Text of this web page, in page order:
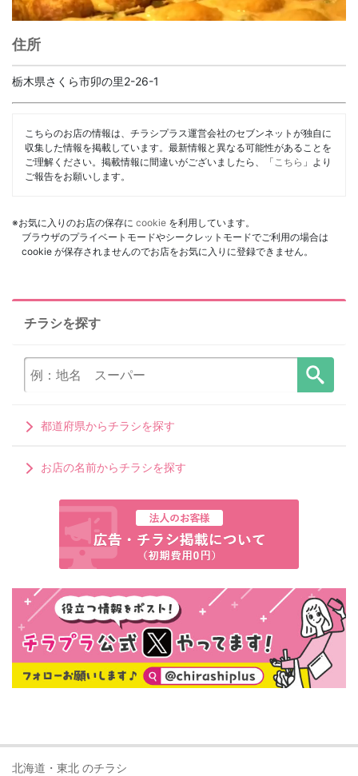
住所
栃木県さくら市卯の里2-26-1
こちらのお店の情報は、チラシプラス運営会社のセブンネットが独自に
収集した情報を掲載しています。最新情報と異なる可能性があることを
ご理解ください。掲載情報に間違いがございましたら、「 こちら 」より
ご報告をお願いします。
※お気に入りのお店の保存に cookie を利用しています。
ブラウザのプライベートモードやシークレットモードでご利用の場合は
cookie が保存されませんのでお店をお気に入りに登録できません。
チラシを探す
都道府県からチラシを探す
お店の名前からチラシを探す
北海道・東北 のチラシ